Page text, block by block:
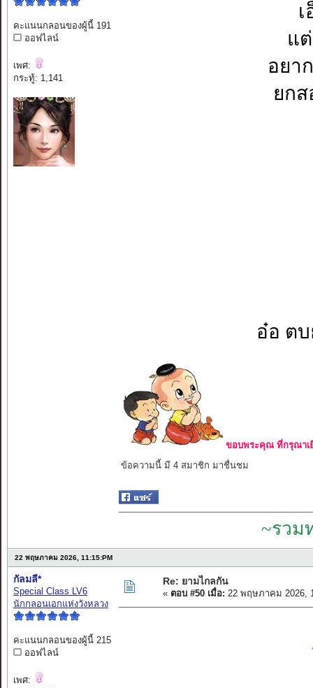
คะแนนกลอนของผู้นี้ 191
ออฟไลน์
เพศ:
กระทู้: 1,141
แ
อยา
ยกส
อ๋อ ตบ
ขอบพระคุณ ที่กรุณาเ
ข้อความนี้ มี 4 สมาชิก มาชื่นชม
~รวม
22 พฤษภาคม 2026, 11:15:PM
กัลมลี*
Special Class LV6
นักกลอนเอกแห่งวังหลวง
คะแนนกลอนของผู้นี้ 215
ออฟไลน์
เพศ:
Re: ยามไกลกัน
« ตอบ #50 เมื่อ: 22 พฤษภาคม 2026,